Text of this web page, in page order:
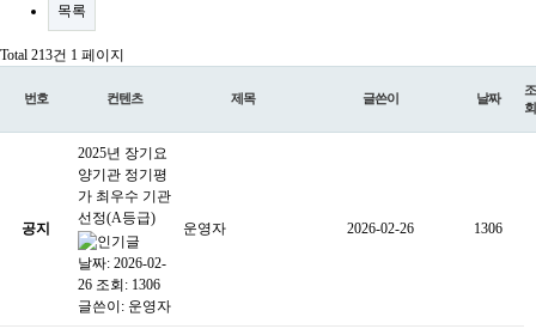
목록
Total 213건 1 페이지
번호 컨텐츠 제목 글쓴이 날짜
조
회
공지
2025년 장기요
양기관 정기평
가 최우수 기관
선정(A등급)
날짜: 2026-02-
26 조회: 1306
글쓴이: 운영자
운영자 2026-02-26 1306